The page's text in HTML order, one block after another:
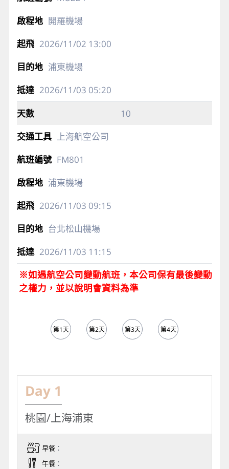
開羅機場
2026/11/02 13:00
浦東機場
2026/11/03 05:20
10
上海航空公司
FM801
浦東機場
2026/11/03 09:15
台北松山機場
2026/11/03 11:15
※如遇航空公司變動航班，本公司保有最後變動
之權力，並以說明會資料為準
第1天 第2天 第3天 第4天
Day 1
桃園/上海浦東
早餐：
午餐：